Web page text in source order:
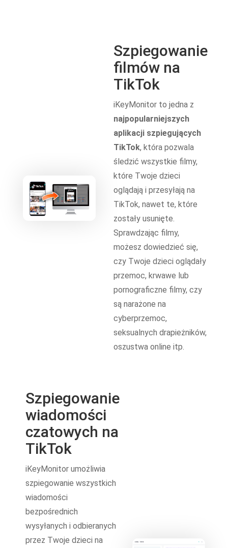
Szpiegowanie
filmów na
TikTok
iKeyMonitor to jedna z
najpopularniejszych
aplikacji szpiegujących
TikTok, która pozwala
śledzić wszystkie filmy,
które Twoje dzieci
oglądają i przesyłają na
TikTok, nawet te, które
zostały usunięte.
Sprawdzając filmy,
możesz dowiedzieć się,
czy Twoje dzieci oglądały
przemoc, krwawe lub
pornograficzne filmy, czy
są narażone na
cyberprzemoc,
seksualnych drapieżników,
oszustwa online itp.
Szpiegowanie
wiadomości
czatowych na
TikTok
iKeyMonitor umożliwia
szpiegowanie wszystkich
wiadomości
bezpośrednich
wysyłanych i odbieranych
przez Twoje dzieci na